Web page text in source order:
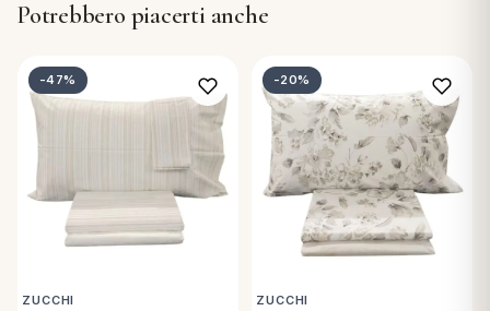
Potrebbero piacerti anche
-47%
ZUCCHI
-20%
ZUCCHI